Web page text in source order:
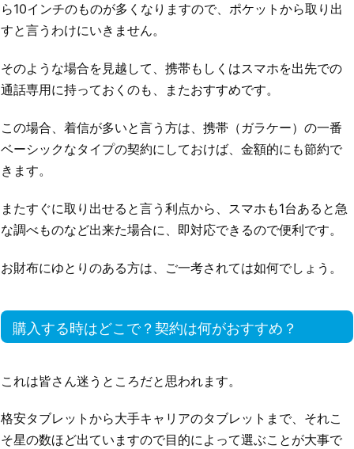
ら10インチのものが多くなりますので、ポケットから取り出
すと言うわけにいきません。
そのような場合を見越して、携帯もしくはスマホを出先での
通話専用に持っておくのも、またおすすめです。
この場合、着信が多いと言う方は、携帯（ガラケー）の一番
ベーシックなタイプの契約にしておけば、金額的にも節約で
きます。
またすぐに取り出せると言う利点から、スマホも1台あると急
な調べものなど出来た場合に、即対応できるので便利です。
お財布にゆとりのある方は、ご一考されては如何でしょう。
購入する時はどこで？契約は何がおすすめ？
これは皆さん迷うところだと思われます。
格安タブレットから大手キャリアのタブレットまで、それこ
そ星の数ほど出ていますので目的によって選ぶことが大事で